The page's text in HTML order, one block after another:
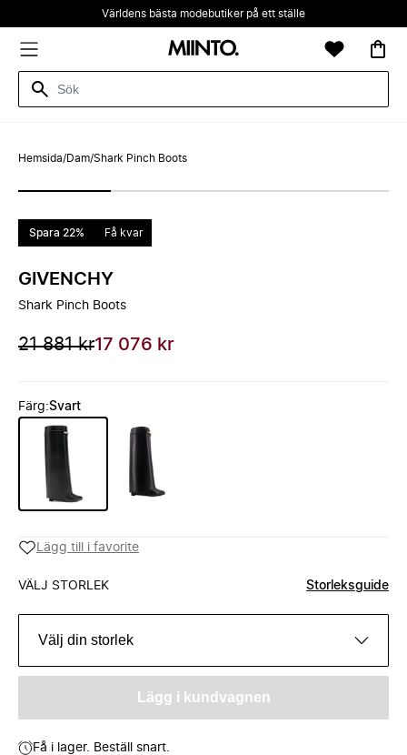
Världens bästa modebutiker på ett ställe
Hemsida/Dam/Shark Pinch Boots
Spara 22% Få kvar
GIVENCHY
Shark Pinch Boots
21 881 kr17 076 kr
Färg:Svart
Lägg till i favorite
VÄLJ STORLEK Storleksguide
Välj din storlek
Lägg i kundvagnen
Få i lager. Beställ snart.